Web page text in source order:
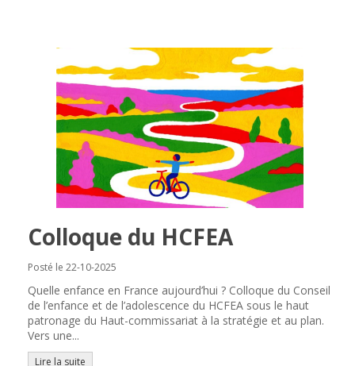
Colloque du HCFEA
Posté le 22-10-2025
Quelle enfance en France aujourd’hui ? Colloque du Conseil
de l’enfance et de l’adolescence du HCFEA sous le haut
patronage du Haut-commissariat à la stratégie et au plan.
Vers une...
Lire la suite